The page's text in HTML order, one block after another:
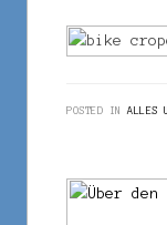
POSTED INALLES